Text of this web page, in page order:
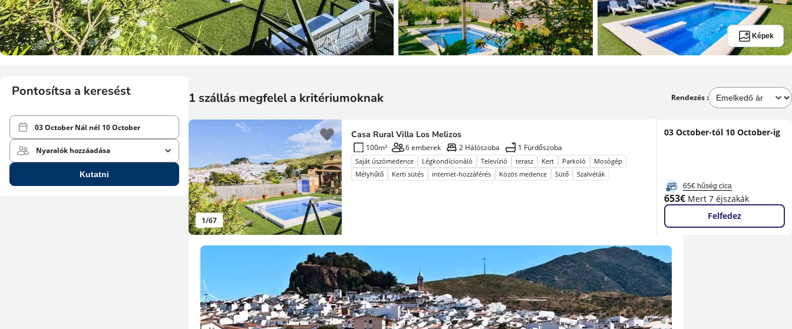
Képek
Pontosítsa a keresést
03 OctoberNál nél 10 October
Nyaralók hozzáadása
Kutatni
1 szállás megfelel a kritériumoknak Rendezés :
1/67
Casa Rural Villa Los Melizos
100m² 6 emberek 2 Hálószoba 1 Fürdőszoba
Saját úszómedence Légkondícionáló Televízió terasz Kert Parkoló
Mosógép
Mélyhűtő
Kerti sütés internet-hozzáférés Közös medence Sütő Szalvéták
03 October-tól 10 October-ig
65€ hűség cica
Új
ár
653€ Mert 7 éjszakák
Felfedez